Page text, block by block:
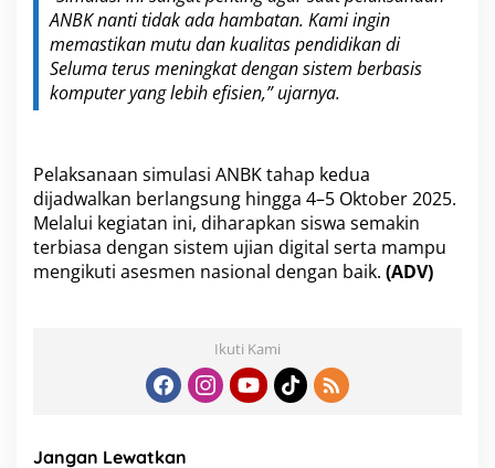
ANBK nanti tidak ada hambatan. Kami ingin
memastikan mutu dan kualitas pendidikan di
Seluma terus meningkat dengan sistem berbasis
komputer yang lebih efisien,” ujarnya.
Pelaksanaan simulasi ANBK tahap kedua
dijadwalkan berlangsung hingga 4–5 Oktober 2025.
Melalui kegiatan ini, diharapkan siswa semakin
terbiasa dengan sistem ujian digital serta mampu
mengikuti asesmen nasional dengan baik. (ADV)
Ikuti Kami
Jangan Lewatkan